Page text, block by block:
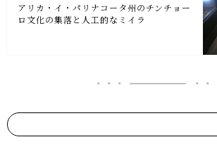
アリカ・イ・パリナコータ州のチンチョー
ロ文化の集落と人工的なミイラ